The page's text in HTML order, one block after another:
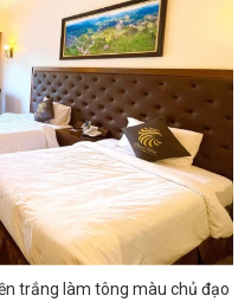
trắng làm tông màu chủ đạo